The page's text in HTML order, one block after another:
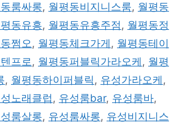
룸싸롱, 월평동비지니스룸, 월평동
동유흥, 월평동유흥주점, 월평동정
쩜오, 월평동체크가게 , 월평동테이
프로, 월평동퍼블릭가라오케 , 월평
, 월평동하이퍼블릭, 유성가라오케 ,
노래클럽, 유성룸bar, 유성룸바,
룸살롱, 유성룸싸롱, 유성비지니스